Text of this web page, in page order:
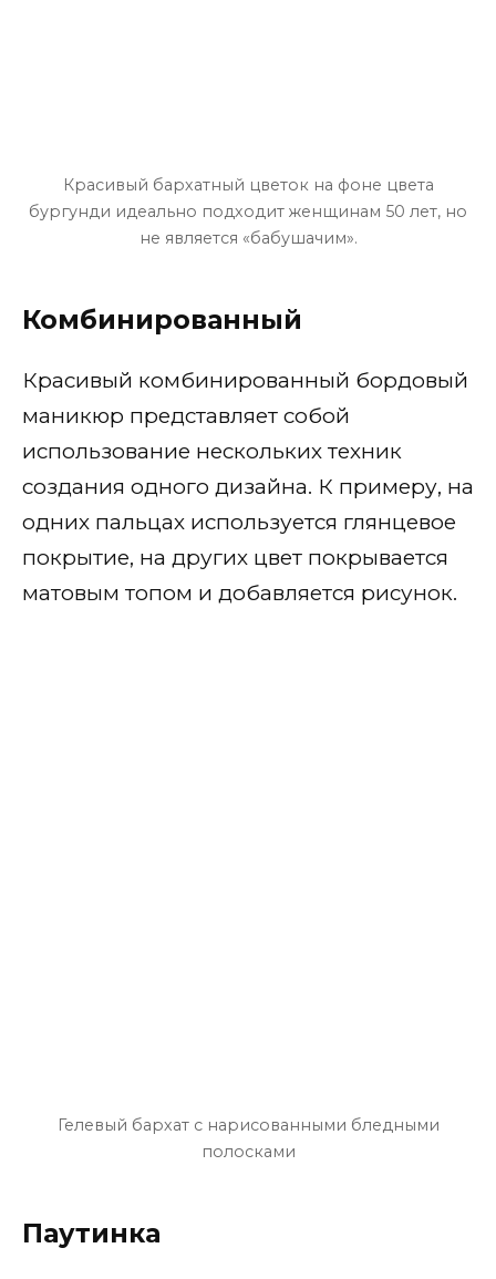
Красивый бархатный цветок на фоне цвета
бургунди идеально подходит женщинам 50 лет, но
не является «бабушачим».
Комбинированный
Красивый комбинированный бордовый
маникюр представляет собой
использование нескольких техник
создания одного дизайна. К примеру, на
одних пальцах используется глянцевое
покрытие, на других цвет покрывается
матовым топом и добавляется рисунок.
Гелевый бархат с нарисованными бледными
полосками
Паутинка